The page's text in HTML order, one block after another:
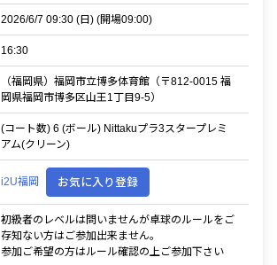
2026/6/7 09:30 (日) (開場09:00)
16:30
（福岡県）福岡市立博多体育館（〒812-0015 福
岡県福岡市博多区山王1丁目9-5）
(コート数) 6 (ボール) Nittakuプラ3スタープレミ
アム(クリーン)
i2U福岡 お気に入り登録
初級者のレベルは問いませんが卓球のルールをご
存知ない方はご参加出来ません。
参加ご希望の方はルール確認の上ご参加下さい